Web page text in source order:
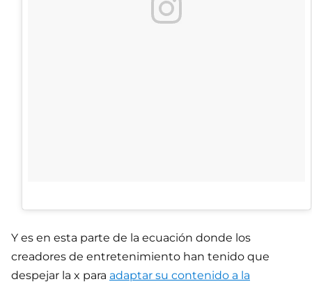
Y es en esta parte de la ecuación donde los
creadores de entretenimiento han tenido que
despejar la x para adaptar su contenido a la